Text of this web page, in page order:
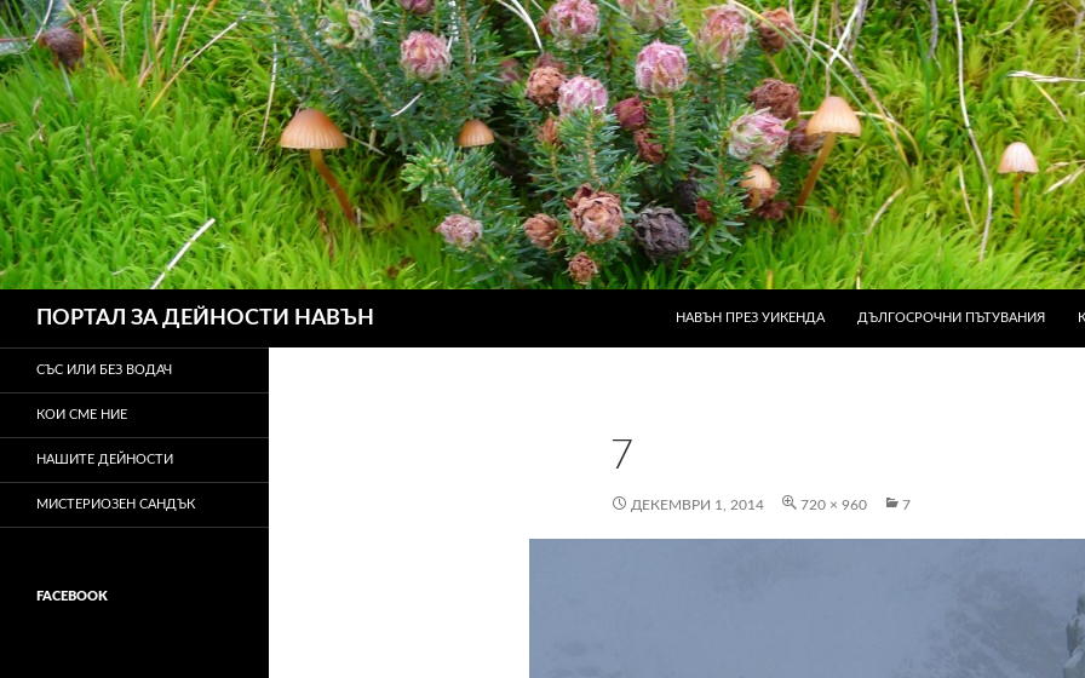
ПОРТАЛ ЗА ДЕЙНОСТИ НАВЪН
НАВЪН ПРЕЗ УИКЕНДА
ДЪЛГОСРОЧНИ ПЪТУВАНИЯ
7
ДЕКЕМВРИ 1, 2014 720 × 960 7
СЪС ИЛИ БЕЗ ВОДАЧ
КОИ СМЕ НИЕ
НАШИТЕ ДЕЙНОСТИ
МИСТЕРИОЗЕН САНДЪК
FACEBOOK